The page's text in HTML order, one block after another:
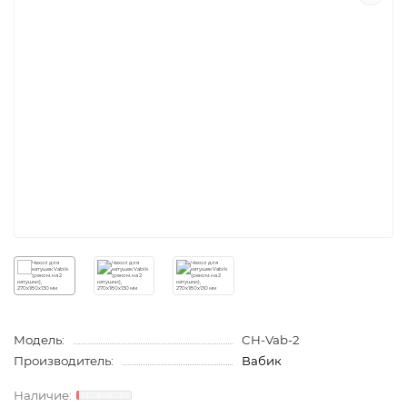
Модель:
CH-Vab-2
Производитель:
Вабик